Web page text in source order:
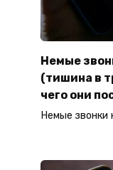
Немые
(тишина в
чего они
Немые звонки